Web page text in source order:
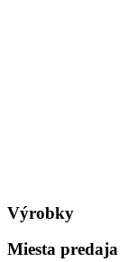
Výrobky
Miesta predaja